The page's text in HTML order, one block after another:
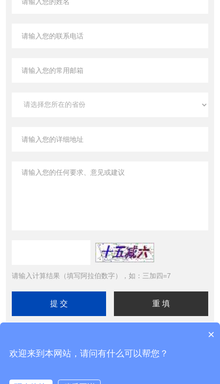
请输入计算结果（填写阿拉伯数字），如：三加四=7
Reserved 工信部备案号：京ICP备11025710号-2
×
欢迎来到本网站，请问有什么可以帮您？